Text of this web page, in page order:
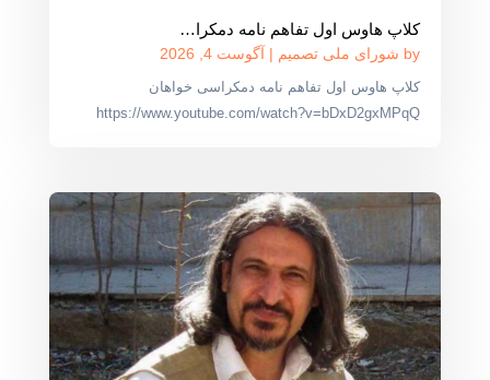
کلاپ هاوس اول تفاهم نامه دمکرا…
by شورای ملی تصمیم | آگوست 4, 2026
کلاپ هاوس اول تفاهم نامه دمکراسی خواهان
https://www.youtube.com/watch?v=bDxD2gxMPqQ